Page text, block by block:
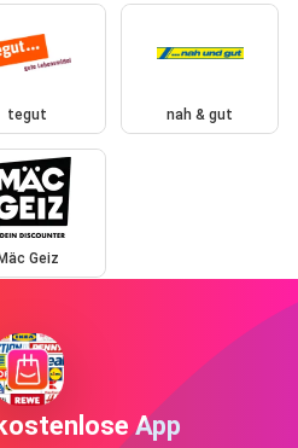
tegut nah & gut
Mäc Geiz
App